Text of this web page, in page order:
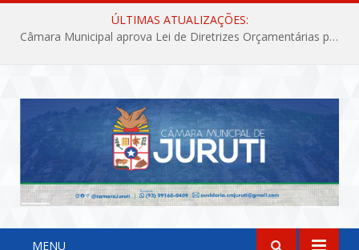
ÚLTIMAS ATUALIZAÇÕES:
Câmara Municipal aprova Lei de Diretrizes Orçamentárias para o exercício financeiro de 2027
MENU